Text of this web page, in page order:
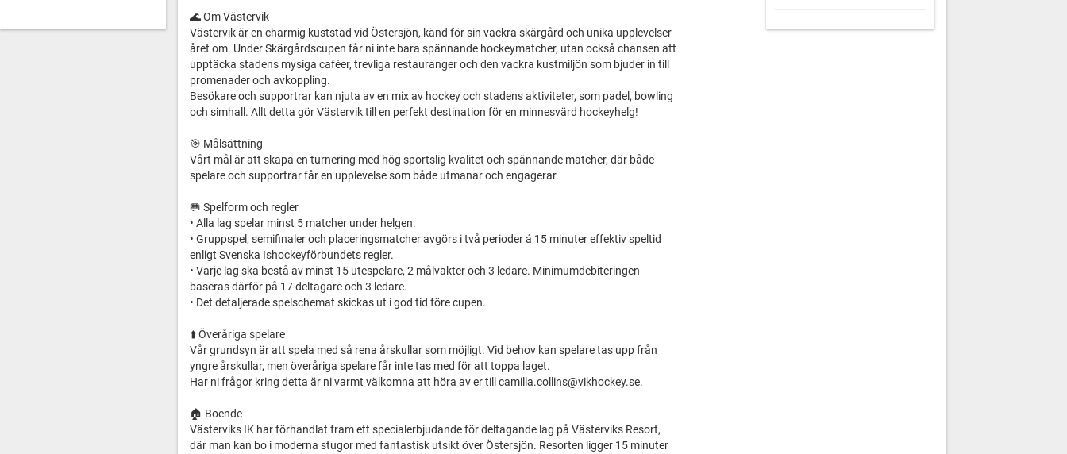
🌊 Om Västervik
Västervik är en charmig kuststad vid Östersjön, känd för sin vackra skärgård och unika upplevelser
året om. Under Skärgårdscupen får ni inte bara spännande hockeymatcher, utan också chansen att
upptäcka stadens mysiga caféer, trevliga restauranger och den vackra kustmiljön som bjuder in till
promenader och avkoppling.
Besökare och supportrar kan njuta av en mix av hockey och stadens aktiviteter, som padel, bowling
och simhall. Allt detta gör Västervik till en perfekt destination för en minnesvärd hockeyhelg!
🎯 Målsättning
Vårt mål är att skapa en turnering med hög sportslig kvalitet och spännande matcher, där både
spelare och supportrar får en upplevelse som både utmanar och engagerar.
🥅 Spelform och regler
• Alla lag spelar minst 5 matcher under helgen.
• Gruppspel, semifinaler och placeringsmatcher avgörs i två perioder á 15 minuter effektiv speltid
enligt Svenska Ishockeyförbundets regler.
• Varje lag ska bestå av minst 15 utespelare, 2 målvakter och 3 ledare. Minimumdebiteringen
baseras därför på 17 deltagare och 3 ledare.
• Det detaljerade spelschemat skickas ut i god tid före cupen.
⬆️ Överåriga spelare
Vår grundsyn är att spela med så rena årskullar som möjligt. Vid behov kan spelare tas upp från
yngre årskullar, men överåriga spelare får inte tas med för att toppa laget.
Har ni frågor kring detta är ni varmt välkomna att höra av er till camilla.collins@vikhockey.se.
🏠 Boende
Västerviks IK har förhandlat fram ett specialerbjudande för deltagande lag på Västerviks Resort,
där man kan bo i moderna stugor med fantastisk utsikt över Östersjön. Resorten ligger 15 minuter